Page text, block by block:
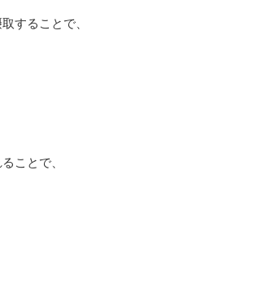
することで、
ことで、